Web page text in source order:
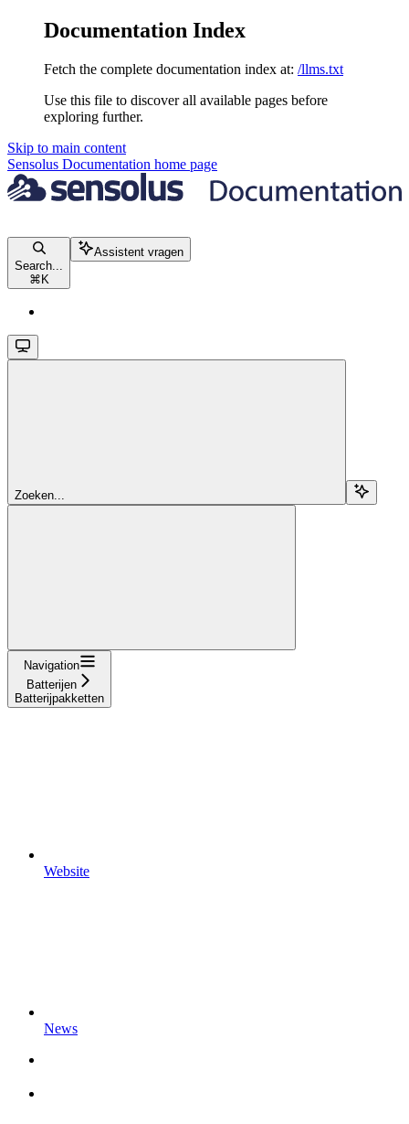
Documentation Index
Fetch the complete documentation index at: /llms.txt
Use this file to discover all available pages before
exploring further.
Skip to main content
Sensolus Documentation home page
Search...
⌘ K
Assistent vragen
Zoeken...
Navigation
Batterijen
Batterijpakketten
Website
News